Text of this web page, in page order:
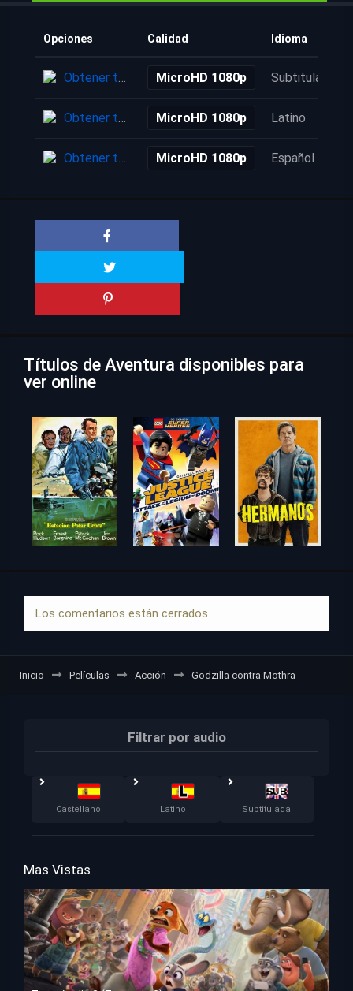
Opciones Calidad Idioma
Obtener torrent MicroHD 1080p Subtitulada
Obtener torrent MicroHD 1080p Latino
Obtener torrent MicroHD 1080p Español
Títulos de Aventura disponibles para
ver online
Los comentarios están cerrados.
Inicio Películas Acción Godzilla contra Mothra
Filtrar por audio
Castellano Latino Subtitulada
Mas Vistas